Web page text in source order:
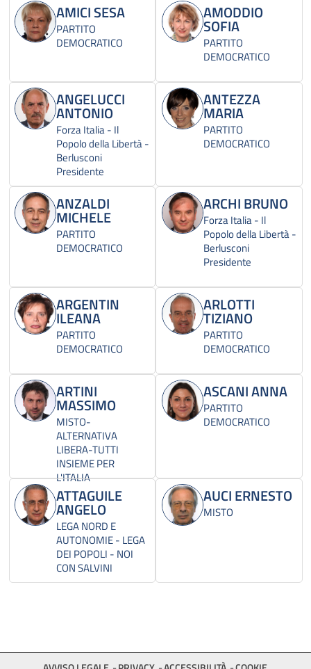
AMICI SESA
PARTITO
DEMOCRATICO
AMODDIO
SOFIA
PARTITO
DEMOCRATICO
ANGELUCCI
ANTONIO
Forza Italia - Il
Popolo della Libertà -
Berlusconi
Presidente
ANTEZZA
MARIA
PARTITO
DEMOCRATICO
ANZALDI
MICHELE
PARTITO
DEMOCRATICO
ARCHI BRUNO
Forza Italia - Il
Popolo della Libertà -
Berlusconi
Presidente
ARGENTIN
ILEANA
PARTITO
DEMOCRATICO
ARLOTTI
TIZIANO
PARTITO
DEMOCRATICO
ARTINI
MASSIMO
MISTO-
ALTERNATIVA
LIBERA-TUTTI
INSIEME PER
L'ITALIA
ASCANI ANNA
PARTITO
DEMOCRATICO
ATTAGUILE
ANGELO
LEGA NORD E
AUTONOMIE - LEGA
DEI POPOLI - NOI
CON SALVINI
AUCI ERNESTO
MISTO